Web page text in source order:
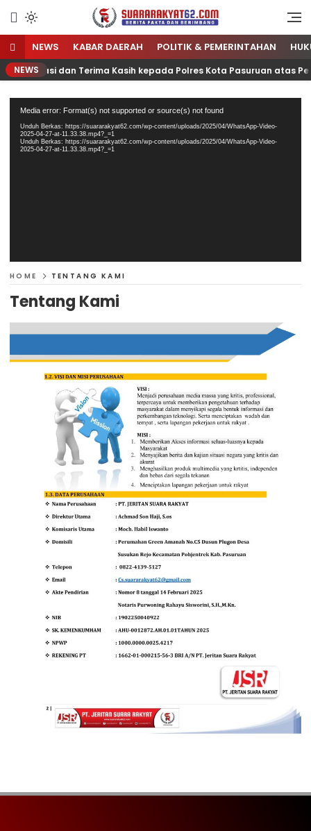
Suararakyat62.com
Sumber Referensi Terpercaya
NEWS KABAR DAERAH POLITIK & PEMERINTAHAN
NEWS
Apresiasi dan Terima Kasih kepada Polres Kota Pasuruan atas
Video
Media error: Format(s) not supported or source(s) not found
Unduh Berkas: https://suararakyat62.com/wp-content/uploads/2025/04/WhatsApp-Video-
2025-04-27-at-11.33.38.mp4?_=1
Unduh Berkas: https://suararakyat62.com/wp-content/uploads/2025/04/WhatsApp-Video-
2025-04-27-at-11.33.38.mp4?_=1
HOME TENTANG KAMI
Tentang Kami